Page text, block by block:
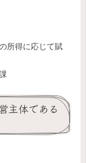
所得に応じて賦
主体である